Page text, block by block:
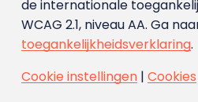
de internationale
WCAG 2.1, niveau AA. Ga
toegankelijkheidsverklaring.
Cookie instellingen| Cookies